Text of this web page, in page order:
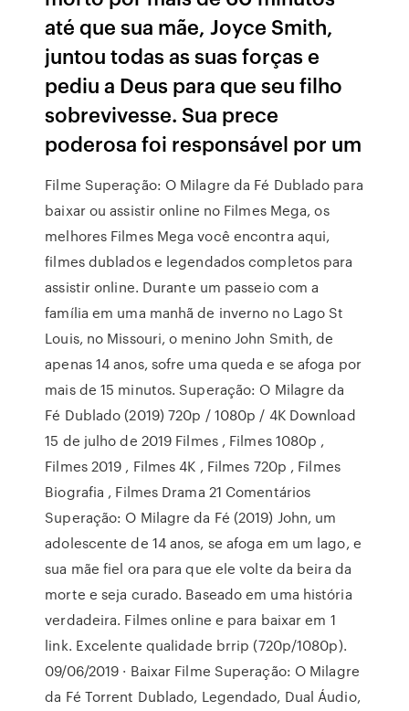
até que sua mãe, Joyce Smith,
juntou todas as suas forças e
pediu a Deus para que seu filho
sobrevivesse. Sua prece
poderosa foi responsável por um
Filme Superação: O Milagre da Fé Dublado para
baixar ou assistir online no Filmes Mega, os
melhores Filmes Mega você encontra aqui,
filmes dublados e legendados completos para
assistir online. Durante um passeio com a
família em uma manhã de inverno no Lago St
Louis, no Missouri, o menino John Smith, de
apenas 14 anos, sofre uma queda e se afoga por
mais de 15 minutos. Superação: O Milagre da
Fé Dublado (2019) 720p / 1080p / 4K Download
15 de julho de 2019 Filmes , Filmes 1080p ,
Filmes 2019 , Filmes 4K , Filmes 720p , Filmes
Biografia , Filmes Drama 21 Comentários
Superação: O Milagre da Fé (2019) John, um
adolescente de 14 anos, se afoga em um lago, e
sua mãe fiel ora para que ele volte da beira da
morte e seja curado. Baseado em uma história
verdadeira. Filmes online e para baixar em 1
link. Excelente qualidade brrip (720p/1080p).
09/06/2019 · Baixar Filme Superação: O Milagre
da Fé Torrent Dublado, Legendado, Dual Áudio,